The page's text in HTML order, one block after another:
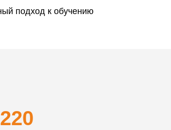
подход к обучению
220